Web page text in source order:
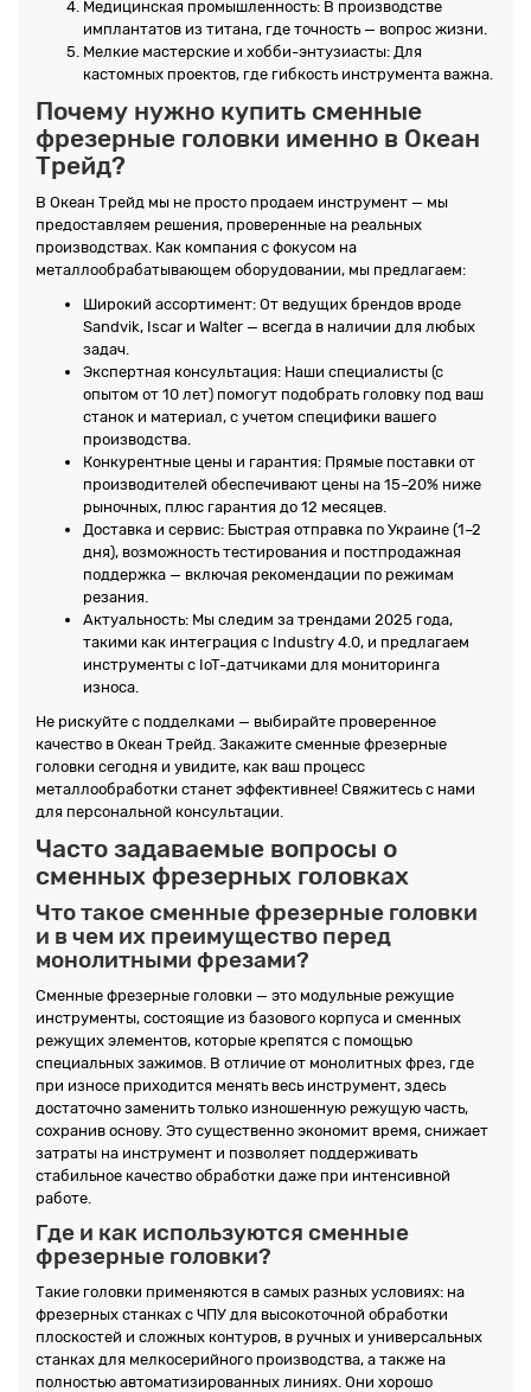
Медицинская промышленность: В производстве
имплантатов из титана, где точность — вопрос жизни.
Мелкие мастерские и хобби-энтузиасты: Для
кастомных проектов, где гибкость инструмента важна.
Почему нужно купить сменные
фрезерные головки именно в Океан
Трейд?
В Океан Трейд мы не просто продаем инструмент — мы
предоставляем решения, проверенные на реальных
производствах. Как компания с фокусом на
металлообрабатывающем оборудовании, мы предлагаем:
Широкий ассортимент: От ведущих брендов вроде
Sandvik, Iscar и Walter — всегда в наличии для любых
задач.
Экспертная консультация: Наши специалисты (с
опытом от 10 лет) помогут подобрать головку под ваш
станок и материал, с учетом специфики вашего
производства.
Конкурентные цены и гарантия: Прямые поставки от
производителей обеспечивают цены на 15–20% ниже
рыночных, плюс гарантия до 12 месяцев.
Доставка и сервис: Быстрая отправка по Украине (1–2
дня), возможность тестирования и постпродажная
поддержка — включая рекомендации по режимам
резания.
Актуальность: Мы следим за трендами 2025 года,
такими как интеграция с Industry 4.0, и предлагаем
инструменты с IoT-датчиками для мониторинга
износа.
Не рискуйте с подделками — выбирайте проверенное
качество в Океан Трейд. Закажите сменные фрезерные
головки сегодня и увидите, как ваш процесс
металлообработки станет эффективнее! Свяжитесь с нами
для персональной консультации.
Часто задаваемые вопросы о
сменных фрезерных головках
Что такое сменные фрезерные головки
и в чем их преимущество перед
монолитными фрезами?
Сменные фрезерные головки — это модульные режущие
инструменты, состоящие из базового корпуса и сменных
режущих элементов, которые крепятся с помощью
специальных зажимов. В отличие от монолитных фрез, где
при износе приходится менять весь инструмент, здесь
достаточно заменить только изношенную режущую часть,
сохранив основу. Это существенно экономит время, снижает
затраты на инструмент и позволяет поддерживать
стабильное качество обработки даже при интенсивной
работе.
Где и как используются сменные
фрезерные головки?
Такие головки применяются в самых разных условиях: на
фрезерных станках с ЧПУ для высокоточной обработки
плоскостей и сложных контуров, в ручных и универсальных
станках для мелкосерийного производства, а также на
полностью автоматизированных линиях. Они хорошо